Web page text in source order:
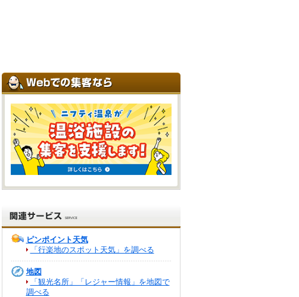
ピンポイント天気
「行楽地のスポット天気」を調べる
地図
「観光名所」「レジャー情報」を地図で
調べる